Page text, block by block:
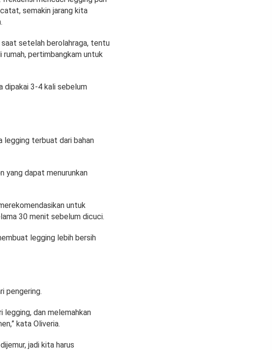
semakin jarang kita
saat setelah berolahraga, tentu
rumah, pertimbangkam untuk
dipakai 3-4 kali sebelum
legging terbuat dari bahan
yang dapat menurunkan
untuk
30 menit sebelum dicuci.
legging lebih bersih
pengering.
legging, dan melemahkan
kata Oliveria.
jadi kita harus